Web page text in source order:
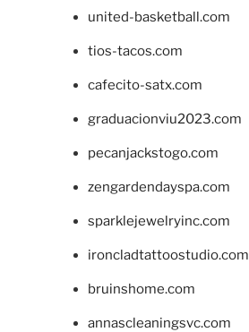
united-basketball.com
tios-tacos.com
cafecito-satx.com
graduacionviu2023.com
pecanjackstogo.com
zengardendayspa.com
sparklejewelryinc.com
ironcladtattoostudio.com
bruinshome.com
annascleaningsvc.com